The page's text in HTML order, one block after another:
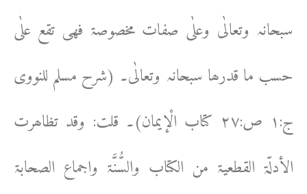
سبحانہ وتعالٰی وعلٰی صفات مخصوصۃ فھی تقع علٰی
حسب ما قدرھا سبحانہ وتعالٰی۔ (شرح مسلم للنووی
ج:۱ ص:۲۷ کتاب الْإیمان)۔ قلت: وقد تظاھرت
الأدلّۃ القطعیۃ من الکتاب والسُّنَّۃ واجماع الصحابۃ